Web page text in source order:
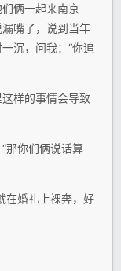
俩一起来南京
嘴了，说到当年
沉，问我：“你追
样的事情会导致
那你们俩说话算
在婚礼上裸奔，好